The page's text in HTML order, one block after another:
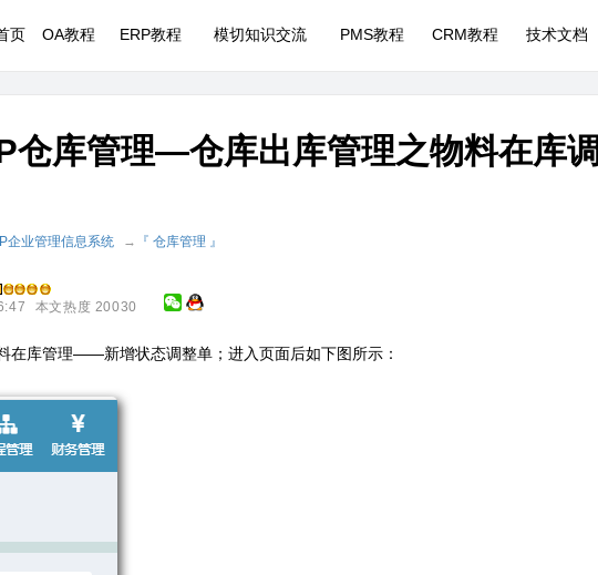
页 OA教程 ERP教程 模切知识交流 PMS教程 CRM教程 技术文档
仓库管理—仓库出库管理之物料在库调
企业管理信息系统 → 『 仓库管理 』
本文热度 20030
库管理——新增状态调整单；进入页面后如下图所示：